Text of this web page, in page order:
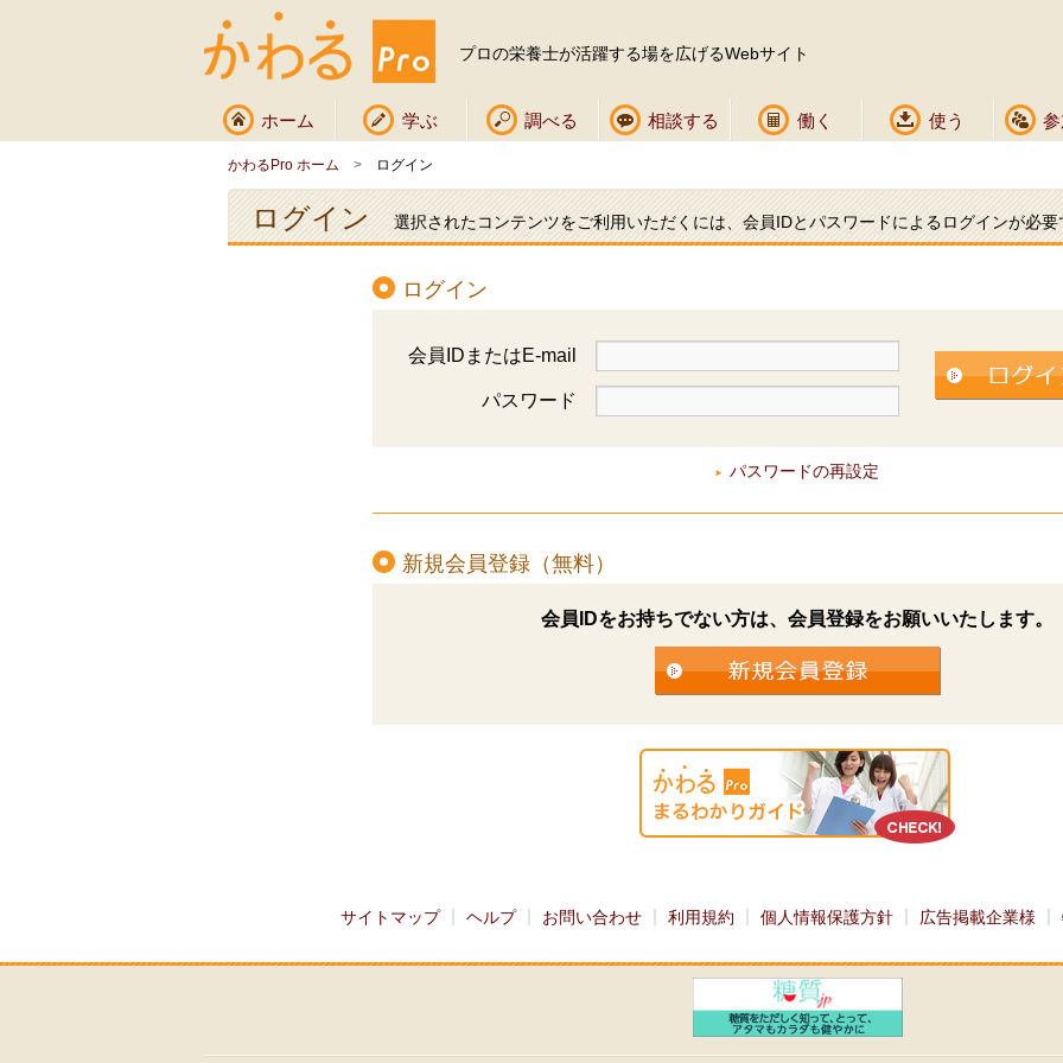
プロの栄養士が活躍する場を広げるWebサイト
ホーム 学ぶ 調べる 相談する 働く 使う
かわるPro ホーム > ログイン
ログイン 選択されたコンテンツをご利用いただくには、会員IDとパスワードによるログインが必要
ログイン
会員IDまたはE-mail
パスワード
パスワードの再設定
新規会員登録（無料）
会員IDをお持ちでない方は、会員登録をお願いいたします。
サイトマップ ヘルプ お問い合わせ 利用規約 個人情報保護方針 広告掲載企業様